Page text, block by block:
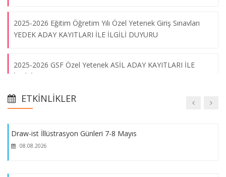
2025-2026 Eğitim Öğretim Yılı Özel Yetenek Giriş Sınavları
YEDEK ADAY KAYITLARI İLE İLGİLİ DUYURU
2025-2026 GSF Özel Yetenek ASİL ADAY KAYITLARI İLE
İLGİLİ DUYURU
"Tatbiki Bellek" Dökümantasyon Projesi
2025-2026 Eğitim-Öğretim Yılı Güz Dönemi Kurumlar Arası ve
Kurum İçi Yatay Geçiş Özel Yetenek Sınavı
ETKINLIKLER
Marmara Flüt Orkestrası Konseri
08.08.2026
Draw-ist İllüstrasyon Günleri 7-8 Mayıs
08.08.2026